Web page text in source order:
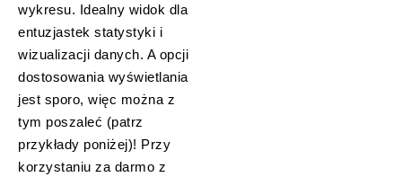
wykresu. Idealny widok dla
entuzjastek statystyki i
wizualizacji danych. A opcji
dostosowania wyświetlania
jest sporo, więc można z
tym poszaleć (patrz
przykłady poniżej)! Przy
korzystaniu za darmo z